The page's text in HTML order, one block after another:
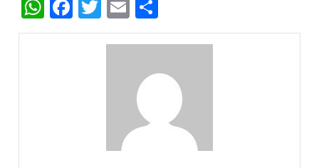
WhatsApp
Facebook
Twitter
Email